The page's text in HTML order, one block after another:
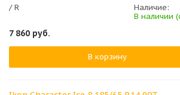
/ R
Наличие:
В наличии
7 860 руб.
В корзину